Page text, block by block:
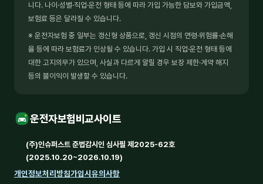
니다. 나이·성별·직업·운전 형태 등에 따라 가입 가능한 담보와 가입금액,
보험료 등은 달라질 수 있습니다.
※ 운전자보험 중 일부는 갱신형 상품으로, 갱신 시점의 연령·위험률·손해
율 등에 따라 보험료가 인상될 수 있습니다. 가입 시 직업·운전 형태 등에
대한 고지의무가 있으며, 사실과 다르게 알릴 경우 보장 제한·계약 해지
등의 불이익이 발생할 수 있습니다.
운전자보험비교사이트
(주)인슈퍼스트 준법감시인 심사필 제2025-62호
(2025.10.20~2026.10.19)
개인정보처리방침가입시유의사항